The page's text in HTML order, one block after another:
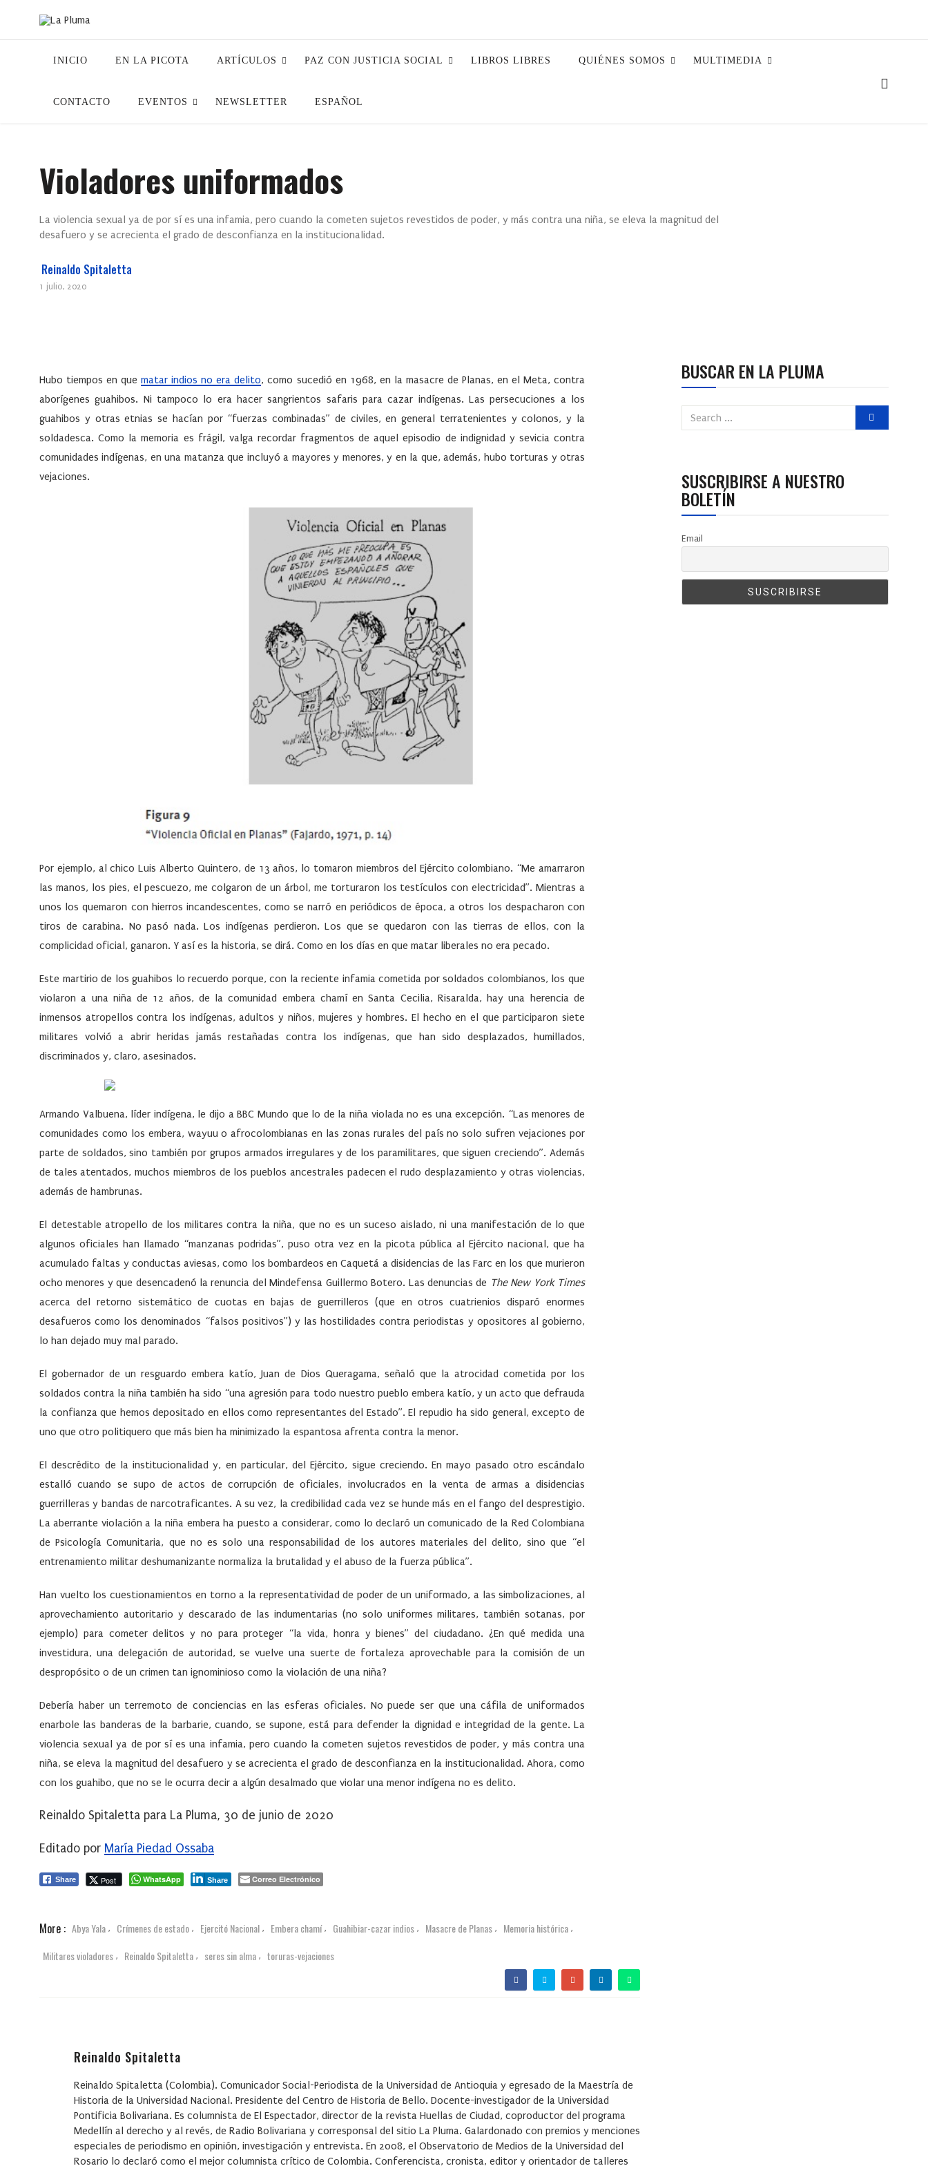
INICIO EN LA PICOTA ARTÍCULOS PAZ CON JUSTICIA SOCIAL LIBROS LIBRES QUIÉNES SOMOS MULTIMEDIA
CONTACTO EVENTOS NEWSLETTER ESPAÑOL
Violadores uniformados
La violencia sexual ya de por sí es una infamia, pero cuando la cometen sujetos revestidos de poder, y más contra una niña, se eleva la magnitud del
desafuero y se acrecienta el grado de desconfianza en la institucionalidad.
Reinaldo Spitaletta
1 julio, 2020
Hubo tiempos en quematar indios no era delito, como sucedió en 1968, en la masacre de Planas, en el Meta, contra
aborígenes guahibos. Ni tampoco lo era hacer sangrientos safaris para cazar indígenas. Las persecuciones a los
guahibos y otras etnias se hacían por “fuerzas combinadas” de civiles, en general terratenientes y colonos, y la
soldadesca. Como la memoria es frágil, valga recordar fragmentos de aquel episodio de indignidad y sevicia contra
comunidades indígenas, en una matanza que incluyó a mayores y menores, y en la que, además, hubo torturas y otras
vejaciones.
Por ejemplo, al chico Luis Alberto Quintero, de 13 años, lo tomaron miembros del Ejército colombiano. “Me amarraron
las manos, los pies, el pescuezo, me colgaron de un árbol, me torturaron los testículos con electricidad”. Mientras a
unos los quemaron con hierros incandescentes, como se narró en periódicos de época, a otros los despacharon con
tiros de carabina. No pasó nada. Los indígenas perdieron. Los que se quedaron con las tierras de ellos, con la
complicidad oficial, ganaron. Y así es la historia, se dirá. Como en los días en que matar liberales no era pecado.
Este martirio de los guahibos lo recuerdo porque, con la reciente infamia cometida por soldados colombianos, los que
violaron a una niña de 12 años, de la comunidad embera chamí en Santa Cecilia, Risaralda, hay una herencia de
inmensos atropellos contra los indígenas, adultos y niños, mujeres y hombres. El hecho en el que participaron siete
militares volvió a abrir heridas jamás restañadas contra los indígenas, que han sido desplazados, humillados,
discriminados y, claro, asesinados.
Armando Valbuena, líder indígena, le dijo a BBC Mundo que lo de la niña violada no es una excepción. “Las menores de
comunidades como los embera, wayuu o afrocolombianas en las zonas rurales del país no solo sufren vejaciones por
parte de soldados, sino también por grupos armados irregulares y de los paramilitares, que siguen creciendo”. Además
de tales atentados, muchos miembros de los pueblos ancestrales padecen el rudo desplazamiento y otras violencias,
además de hambrunas.
El detestable atropello de los militares contra la niña, que no es un suceso aislado, ni una manifestación de lo que
algunos oficiales han llamado “manzanas podridas”, puso otra vez en la picota pública al Ejército nacional, que ha
acumulado faltas y conductas aviesas, como los bombardeos en Caquetá a disidencias de las Farc en los que murieron
ocho menores y que desencadenó la renuncia del Mindefensa Guillermo Botero. Las denuncias de The New York Times
acerca del retorno sistemático de cuotas en bajas de guerrilleros (que en otros cuatrienios disparó enormes
desafueros como los denominados “falsos positivos”) y las hostilidades contra periodistas y opositores al gobierno,
lo han dejado muy mal parado.
El gobernador de un resguardo embera katío, Juan de Dios Queragama, señaló que la atrocidad cometida por los
soldados contra la niña también ha sido “una agresión para todo nuestro pueblo embera katío, y un acto que defrauda
la confianza que hemos depositado en ellos como representantes del Estado”. El repudio ha sido general, excepto de
uno que otro politiquero que más bien ha minimizado la espantosa afrenta contra la menor.
El descrédito de la institucionalidad y, en particular, del Ejército, sigue creciendo. En mayo pasado otro escándalo
estalló cuando se supo de actos de corrupción de oficiales, involucrados en la venta de armas a disidencias
guerrilleras y bandas de narcotraficantes. A su vez, la credibilidad cada vez se hunde más en el fango del desprestigio.
La aberrante violación a la niña embera ha puesto a considerar, como lo declaró un comunicado de la Red Colombiana
de Psicología Comunitaria, que no es solo una responsabilidad de los autores materiales del delito, sino que “el
entrenamiento militar deshumanizante normaliza la brutalidad y el abuso de la fuerza pública”.
Han vuelto los cuestionamientos en torno a la representatividad de poder de un uniformado, a las simbolizaciones, al
aprovechamiento autoritario y descarado de las indumentarias (no solo uniformes militares, también sotanas, por
ejemplo) para cometer delitos y no para proteger “la vida, honra y bienes” del ciudadano. ¿En qué medida una
investidura, una delegación de autoridad, se vuelve una suerte de fortaleza aprovechable para la comisión de un
despropósito o de un crimen tan ignominioso como la violación de una niña?
Debería haber un terremoto de conciencias en las esferas oficiales. No puede ser que una cáfila de uniformados
enarbole las banderas de la barbarie, cuando, se supone, está para defender la dignidad e integridad de la gente. La
violencia sexual ya de por sí es una infamia, pero cuando la cometen sujetos revestidos de poder, y más contra una
niña, se eleva la magnitud del desafuero y se acrecienta el grado de desconfianza en la institucionalidad. Ahora, como
con los guahibo, que no se le ocurra decir a algún desalmado que violar una menor indígena no es delito.
Reinaldo Spitaletta para La Pluma, 30 de junio de 2020
Editado por María Piedad Ossaba
Share Post WhatsApp Share Correo Electrónico
More : Abya Yala , Crímenes de estado , Ejercitó Nacional , Embera chamí , Guahibiar-cazar indios , Masacre de Planas , Memoria histórica ,
Militares violadores , Reinaldo Spitaletta , seres sin alma , toruras-vejaciones
Reinaldo Spitaletta
Reinaldo Spitaletta (Colombia). Comunicador Social-Periodista de la Universidad de Antioquia y egresado de la Maestría de
Historia de la Universidad Nacional. Presidente del Centro de Historia de Bello. Docente-investigador de la Universidad
Pontificia Bolivariana. Es columnista de El Espectador, director de la revista Huellas de Ciudad, coproductor del programa
Medellín al derecho y al revés, de Radio Bolivariana y corresponsal del sitio La Pluma. Galardonado con premios y menciones
especiales de periodismo en opinión, investigación y entrevista. En 2008, el Observatorio de Medios de la Universidad del
Rosario lo declaró como el mejor columnista crítico de Colombia. Conferencista, cronista, editor y orientador de talleres
BUSCAR EN LA PLUMA
SUSCRIBIRSE A NUESTRO
BOLETÍN
Email